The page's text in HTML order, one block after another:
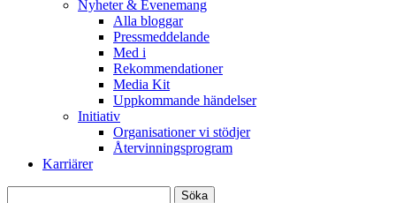
Nyheter & Evenemang
Alla bloggar
Pressmeddelande
Med i
Rekommendationer
Media Kit
Uppkommande händelser
Initiativ
Organisationer vi stödjer
Återvinningsprogram
Karriärer